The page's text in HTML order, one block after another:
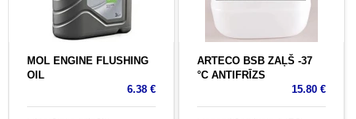
MOL ENGINE FLUSHING
OIL
6.38 €
ARTECO BSB ZAĻŠ -37
°C ANTIFRĪZS
15.80 €